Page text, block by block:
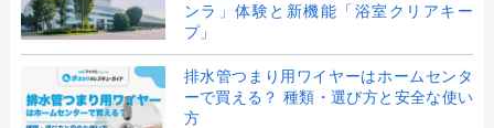
ンラ」体験と新機能「浴室クリアキー
プ」
排水管つまり用ワイヤーはホームセンタ
ーで買える？ 種類・選び方と安全な使い
方